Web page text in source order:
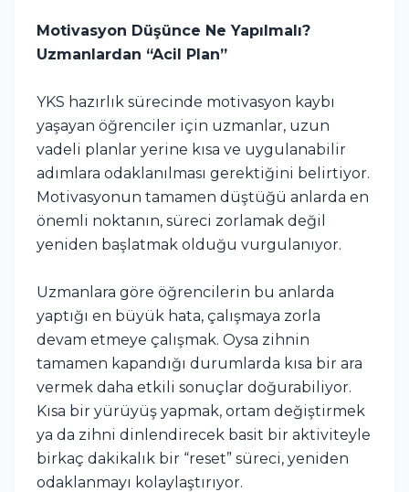
Motivasyon Düşünce Ne Yapılmalı?
Uzmanlardan “Acil Plan”
YKS hazırlık sürecinde motivasyon kaybı
yaşayan öğrenciler için uzmanlar, uzun
vadeli planlar yerine kısa ve uygulanabilir
adımlara odaklanılması gerektiğini belirtiyor.
Motivasyonun tamamen düştüğü anlarda en
önemli noktanın, süreci zorlamak değil
yeniden başlatmak olduğu vurgulanıyor.
Uzmanlara göre öğrencilerin bu anlarda
yaptığı en büyük hata, çalışmaya zorla
devam etmeye çalışmak. Oysa zihnin
tamamen kapandığı durumlarda kısa bir ara
vermek daha etkili sonuçlar doğurabiliyor.
Kısa bir yürüyüş yapmak, ortam değiştirmek
ya da zihni dinlendirecek basit bir aktiviteyle
birkaç dakikalık bir “reset” süreci, yeniden
odaklanmayı kolaylaştırıyor.